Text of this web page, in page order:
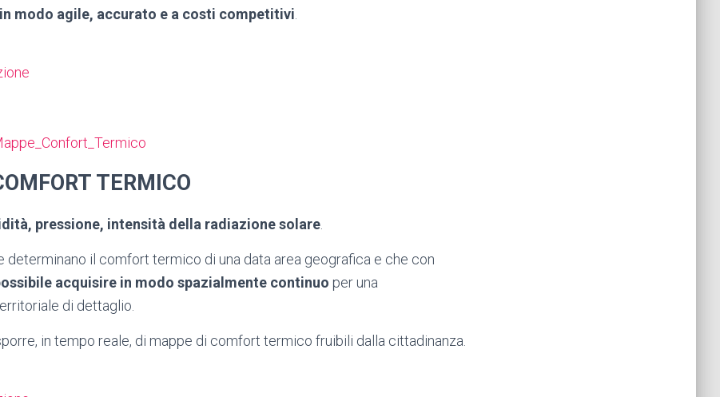
modo agile, accurato e a costi competitivi
TERMICO
pressione, intensità della radiazione solare.
determinano il comfort termico di una data area geografica e che con
acquisire in modo spazialmente continuo per una
di dettaglio.
in tempo reale, di mappe di comfort termico fruibili dalla cittadinanza.